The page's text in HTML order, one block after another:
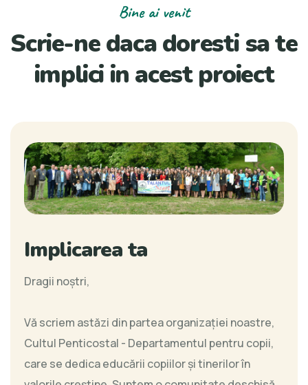
Bine ai venit
Scrie-ne daca doresti sa te
implici in acest proiect
Implicarea ta
Dragii noștri,
Vă scriem astăzi din partea organizației noastre,
Cultul Penticostal - Departamentul pentru copii,
care se dedica educării copiilor și tinerilor în